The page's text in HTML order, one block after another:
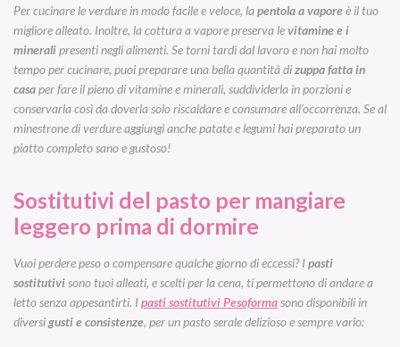
Per cucinare le verdure in modo facile e veloce, lapentola a vaporeè il tuo
migliore alleato. Inoltre, la cottura a vapore preserva levitamine e i
mineralipresenti negli alimenti. Se torni tardi dal lavoro e non hai molto
tempo per cucinare, puoi preparare una bella quantità dizuppa fatta in
casaper fare il pieno di vitamine e minerali, suddividerla in porzioni e
conservarla così da doverla solo riscaldare e consumare all’occorrenza. Se al
minestrone di verdure aggiungi anche patate e legumi hai preparato un
piatto completo sano e gustoso!
Sostitutivi del pasto per mangiare
leggero prima di dormire
Vuoi perdere peso o compensare qualche giorno di eccessi? Ipasti
sostitutivisono tuoi alleati, e scelti per la cena, ti permettono di andare a
letto senza appesantirti. Ipasti sostitutivi Pesoformasono disponibili in
diversigusti e consistenze, per un pasto serale delizioso e sempre vario: